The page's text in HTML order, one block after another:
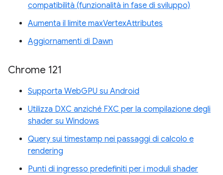
compatibilità (funzionalità in fase di sviluppo)
Aumenta il limite maxVertexAttributes
Aggiornamenti di Dawn
Chrome 121
Supporta WebGPU su Android
Utilizza DXC anziché FXC per la compilazione degli
shader su Windows
Query sui timestamp nei passaggi di calcolo e
rendering
Punti di ingresso predefiniti per i moduli shader